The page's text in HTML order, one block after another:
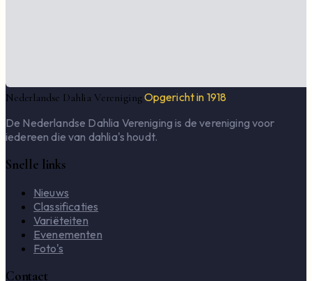
Nederlandse Dahlia VerenigingOpgericht in 1918
De Nederlandse Dahlia Vereniging is de vereniging voor
iedereen die van dahlia's houdt.
Snelle links
Nieuws
Classificaties
Variëteiten
Evenementen
Foto's
Contact